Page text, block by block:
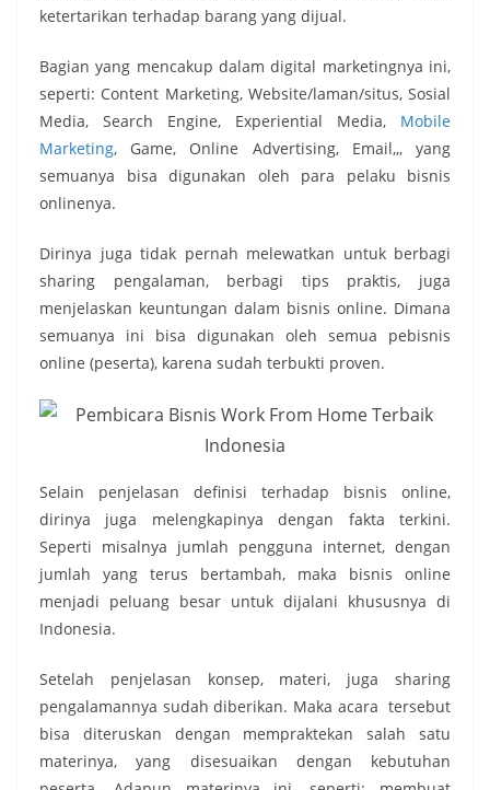
ketertarikan terhadap barang yang dijual.
Bagian yang mencakup dalam digital marketingnya ini,
seperti: Content Marketing, Website/laman/situs, Sosial
Media, Search Engine, Experiential Media, Mobile
Marketing, Game, Online Advertising, Email,,, yang
semuanya bisa digunakan oleh para pelaku bisnis
onlinenya.
Dirinya juga tidak pernah melewatkan untuk berbagi
sharing pengalaman, berbagi tips praktis, juga
menjelaskan keuntungan dalam bisnis online. Dimana
semuanya ini bisa digunakan oleh semua pebisnis
online (peserta), karena sudah terbukti proven.
Selain penjelasan definisi terhadap bisnis online,
dirinya juga melengkapinya dengan fakta terkini.
Seperti misalnya jumlah pengguna internet, dengan
jumlah yang terus bertambah, maka bisnis online
menjadi peluang besar untuk dijalani khususnya di
Indonesia.
Setelah penjelasan konsep, materi, juga sharing
pengalamannya sudah diberikan. Maka acara tersebut
bisa diteruskan dengan mempraktekan salah satu
materinya, yang disesuaikan dengan kebutuhan